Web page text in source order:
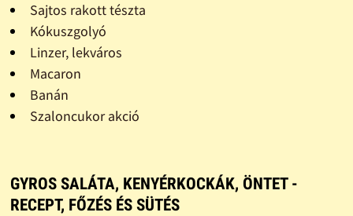
Sajtos rakott tészta
Kókuszgolyó
Linzer, lekváros
Macaron
Banán
Szaloncukor akció
GYROS SALÁTA, KENYÉRKOCKÁK, ÖNTET -
RECEPT, FŐZÉS ÉS SÜTÉS